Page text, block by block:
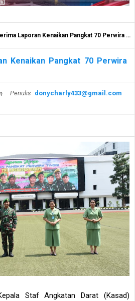
Laporan Kenaikan Pangkat 70 Perwira Tinggi TNI AD
Kenaikan Pangkat 70 Perwira
Penulis donycharly433@gmail.com
Staf Angkatan Darat (Kasad)